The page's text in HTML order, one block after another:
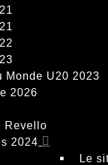
Monde U20 2023
2026
Revello
2024
Le